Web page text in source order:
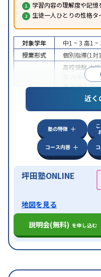
学習内容の理解度や記
生徒一人ひとりの性格
対象学年 中1 ~ 3 高1 ~
授業形式
個別指導(1対
高校受験大
内申点対策
策推薦入試
共通テ
特徴
中高一貫校生
学習に
科目から受講
の子どもに対
近く
塾の特徴
コース内容
坪田塾ONLINE
地図を見る
説明会(無料) を申し込む